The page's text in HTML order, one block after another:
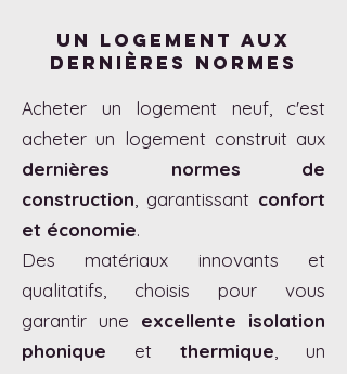
Un logement aux
dernières normes
Acheter un logement neuf, c'est
acheter un logement construit aux
dernières normes de
construction , garantissant confort
et économie.
Des matériaux innovants et
qualitatifs, choisis pour vous
garantir une excellente isolation
phonique et thermique , un